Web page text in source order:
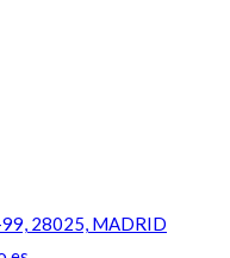
28025, MADRID